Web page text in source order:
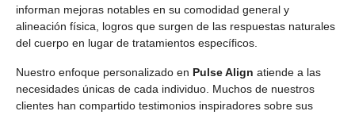
informan mejoras notables en su comodidad general y
alineación física, logros que surgen de las respuestas naturales
del cuerpo en lugar de tratamientos específicos.
Nuestro enfoque personalizado en Pulse Align atiende a las
necesidades únicas de cada individuo. Muchos de nuestros
clientes han compartido testimonios inspiradores sobre sus